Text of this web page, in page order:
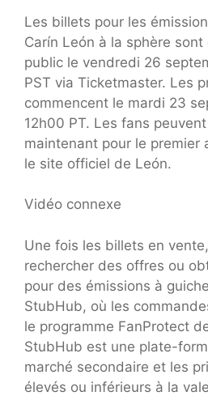
Les billets pour les
Carín León à la sphère
public le vendredi 26
PST via Ticketmaster. Les
commencent le mardi 23
12h00 PT. Les fans
maintenant pour le premier
le site officiel de León.
Vidéo connexe
Une fois les billets en
rechercher des offres ou
pour des émissions à
StubHub, où les
le programme FanProtect
StubHub est une plate-
marché secondaire et les
élevés ou inférieurs à la